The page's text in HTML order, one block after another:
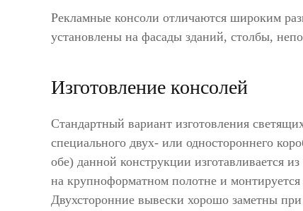
Рекламные консоли отличаются широким
установлены на фасады зданий, столбы,
Изготовление консолей
Стандартный вариант изготовления
специального двух- или одностороннего
обе) данной конструкции изготавливается
на крупноформатном полотне и
Двухсторонние вывески хорошо заметны